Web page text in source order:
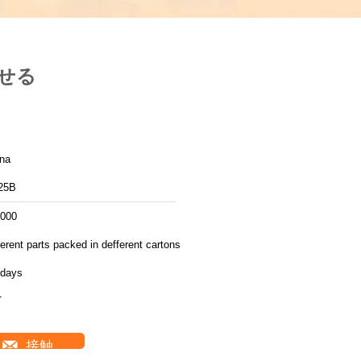
る
parts packed in defferent cartons
接触